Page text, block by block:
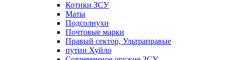
Котики ЗСУ
Маты
Подсолнухи
Почтовые марки
Правый сектор, Ультраправые
путин Хуйло